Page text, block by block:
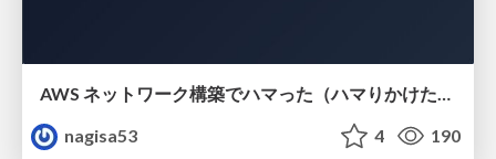
AWS ネットワーク構築でハマった（ハマりかけた） 5選とそこから得た教訓
nagisa53
4 190